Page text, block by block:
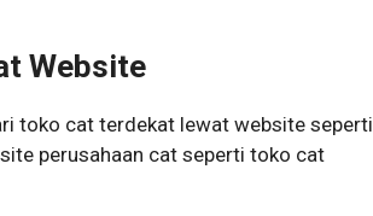
Website
toko cat terdekat lewat website seperti
perusahaan cat seperti toko cat